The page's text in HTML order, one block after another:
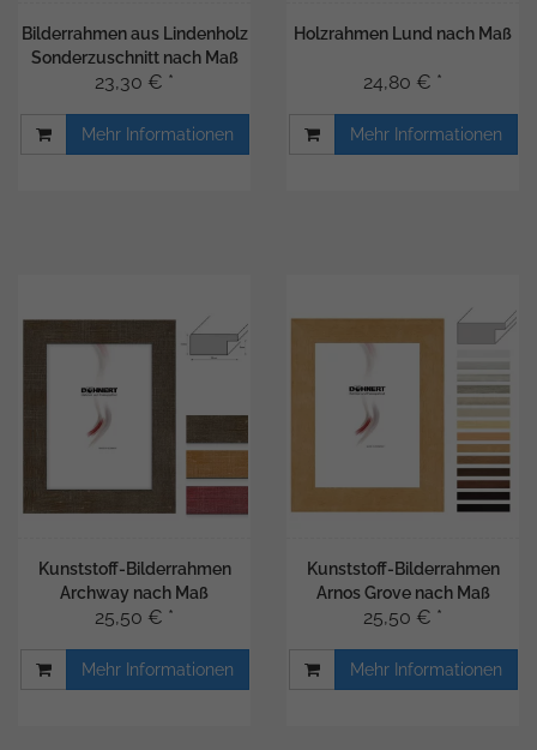
Bilderrahmen aus Lindenholz
Sonderzuschnitt nach Maß
23,30 € *
Mehr Informationen
Holzrahmen Lund nach Maß
24,80 € *
Mehr Informationen
Kunststoff-Bilderrahmen
Archway nach Maß
25,50 € *
Mehr Informationen
Kunststoff-Bilderrahmen
Arnos Grove nach Maß
25,50 € *
Mehr Informationen